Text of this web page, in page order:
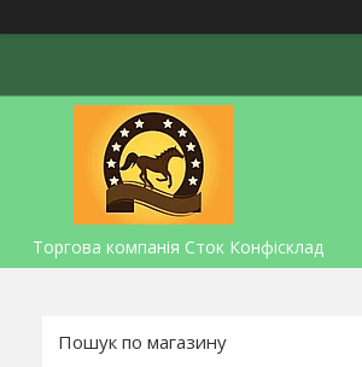
Торгова компанія Сток Конфісклад